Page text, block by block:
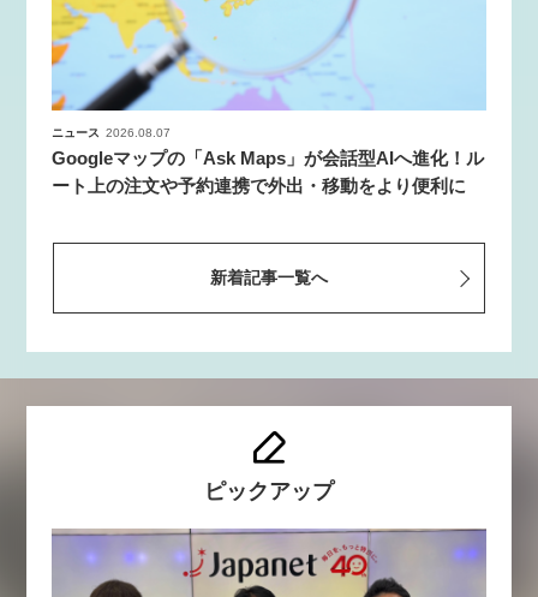
ニュース 2026.08.07
Googleマップの「Ask Maps」が会話型AIへ進化！ル
ート上の注文や予約連携で外出・移動をより便利に
新着記事一覧へ
ピックアップ